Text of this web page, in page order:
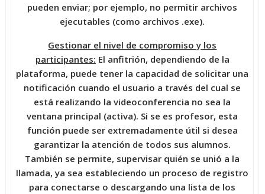
pueden enviar; por ejemplo, no permitir archivos
ejecutables (como archivos .exe).
Gestionar el nivel de compromiso y los
participantes: El anfitrión, dependiendo de la
plataforma, puede tener la capacidad de solicitar una
notificación cuando el usuario a través del cual se
está realizando la videoconferencia no sea la
ventana principal (activa). Si se es profesor, esta
función puede ser extremadamente útil si desea
garantizar la atención de todos sus alumnos.
También se permite, supervisar quién se unió a la
llamada, ya sea estableciendo un proceso de registro
para conectarse o descargando una lista de los